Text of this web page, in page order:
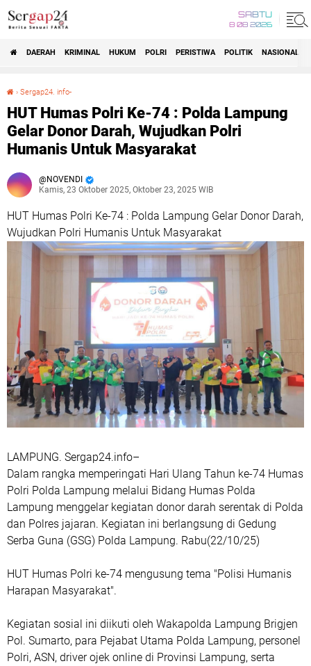
SABTU
8 08 2026
DAERAH KRIMINAL HUKUM POLRI PERISTIWA POLITIK NASIONAL
› Sergap24. info-
HUT Humas Polri Ke-74 : Polda Lampung
Gelar Donor Darah, Wujudkan Polri
Humanis Untuk Masyarakat
NOVENDI
Kamis, 23 Oktober 2025, Oktober 23, 2025 WIB
HUT Humas Polri Ke-74 : Polda Lampung Gelar Donor Darah,
Wujudkan Polri Humanis Untuk Masyarakat
LAMPUNG. Sergap24.info–
Dalam rangka memperingati Hari Ulang Tahun ke-74 Humas
Polri Polda Lampung melalui Bidang Humas Polda
Lampung menggelar kegiatan donor darah serentak di Polda
dan Polres jajaran. Kegiatan ini berlangsung di Gedung
Serba Guna (GSG) Polda Lampung. Rabu(22/10/25)
HUT Humas Polri ke-74 mengusung tema "Polisi Humanis
Harapan Masyarakat".
Kegiatan sosial ini diikuti oleh Wakapolda Lampung Brigjen
Pol. Sumarto, para Pejabat Utama Polda Lampung, personel
Polri, ASN, driver ojek online di Provinsi Lampung, serta